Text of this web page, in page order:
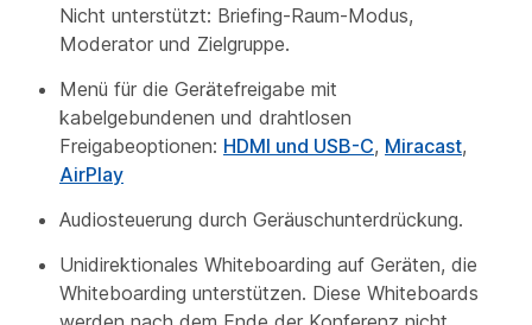
Nicht unterstützt: Briefing-Raum-Modus,
Moderator und Zielgruppe.
Menü für die Gerätefreigabe mit
kabelgebundenen und drahtlosen
Freigabeoptionen: HDMI und USB-C, Miracast,
AirPlay
Audiosteuerung durch Geräuschunterdrückung.
Unidirektionales Whiteboarding auf Geräten, die
Whiteboarding unterstützen. Diese Whiteboards